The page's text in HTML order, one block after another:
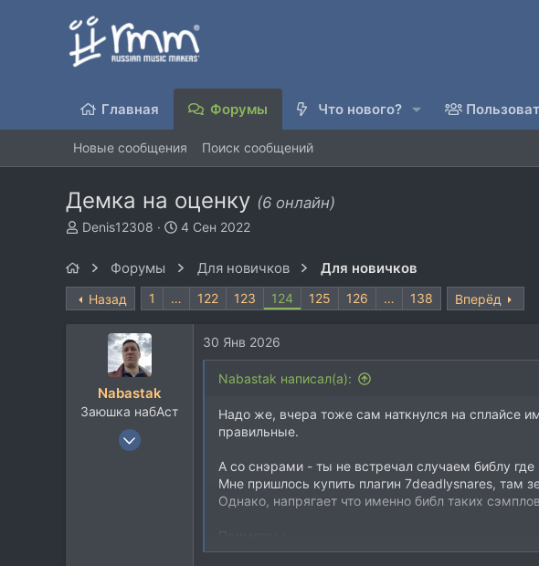
Главная Форумы Что нового?
Новые сообщения Поиск сообщений
Демка на оценку (6 онлайн)
А
р
т
Denis12308
Д
а
4 Сен 2022
Форумы Для новичков Для новичков
Назад 1 … 122 123 124 125 126 … 138 Вперёд
Nabastak
Заюшка набАст
16 Фев 2005
30 Янв 2026
Nabastak написал(а):
Надо же, вчера тоже сам наткнулся на сплайсе
правильные.
А со снэрами - ты не встречал случаем библу
Мне пришлось купить плагин 7deadlysnares, там
Однако, напрягает что именно библ таких